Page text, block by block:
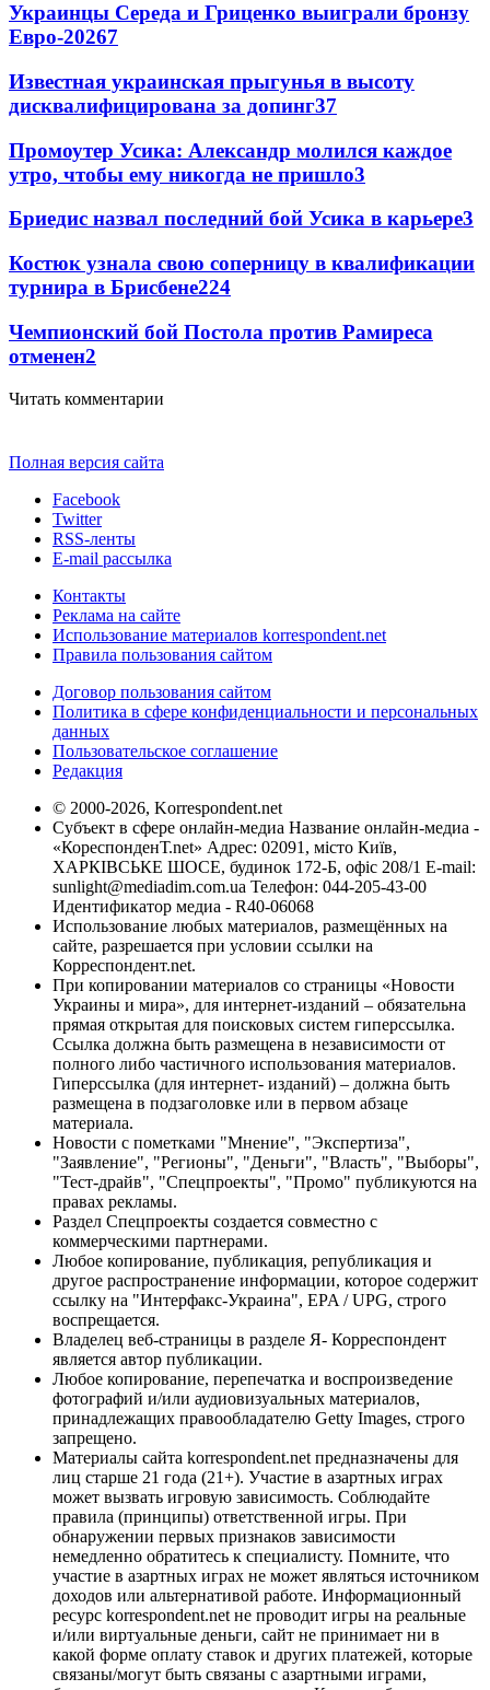
Украинцы Середа и Гриценко выиграли бронзу
Евро-20267
Известная украинская прыгунья в высоту
дисквалифицирована за допинг37
Промоутер Усика: Александр молился каждое
утро, чтобы ему никогда не пришло3
Бриедис назвал последний бой Усика в карьере3
Костюк узнала свою соперницу в квалификации
турнира в Брисбене224
Чемпионский бой Постола против Рамиреса
отменен2
Читать комментарии
Полная версия сайта
Facebook
Twitter
RSS-ленты
E-mail рассылка
Контакты
Реклама на сайте
Использование материалов korrespondent.net
Правила пользования сайтом
Договор пользования сайтом
Политика в сфере конфиденциальности и персональных
данных
Пользовательское соглашение
Редакция
© 2000-2026, Korrespondent.net
Субъект в сфере онлайн-медиа Название онлайн-медиа -
«КореспонденТ.net» Адрес: 02091, місто Київ,
ХАРКІВСЬКЕ ШОСЕ, будинок 172-Б, офіс 208/1 E-mail:
sunlight@mediadim.com.ua Телефон: 044-205-43-00
Идентификатор медиа - R40-06068
Использование любых материалов, размещённых на
сайте, разрешается при условии ссылки на
Корреспондент.net.
При копировании материалов со страницы «Новости
Украины и мира», для интернет-изданий – обязательна
прямая открытая для поисковых систем гиперссылка.
Ссылка должна быть размещена в независимости от
полного либо частичного использования материалов.
Гиперссылка (для интернет- изданий) – должна быть
размещена в подзаголовке или в первом абзаце
материала.
Новости с пометками "Мнение", "Экспертиза",
"Заявление", "Регионы", "Деньги", "Власть", "Выборы",
"Тест-драйв", "Спецпроекты", "Промо" публикуются на
правах рекламы.
Раздел Спецпроекты создается совместно с
коммерческими партнерами.
Любое копирование, публикация, републикация и
другое распространение информации, которое содержит
ссылку на "Интерфакс-Украина", EPA / UPG, строго
воспрещается.
Владелец веб-страницы в разделе Я- Корреспондент
является автор публикации.
Любое копирование, перепечатка и воспроизведение
фотографий и/или аудиовизуальных материалов,
принадлежащих правообладателю Getty Images, строго
запрещено.
Материалы сайта korrespondent.net предназначены для
лиц старше 21 года (21+). Участие в азартных играх
может вызвать игровую зависимость. Соблюдайте
правила (принципы) ответственной игры. При
обнаружении первых признаков зависимости
немедленно обратитесь к специалисту. Помните, что
участие в азартных играх не может являться источником
доходов или альтернативой работе. Информационный
ресурс korrespondent.net не проводит игры на реальные
и/или виртуальные деньги, сайт не принимает ни в
какой форме оплату ставок и других платежей, которые
связаны/могут быть связаны с азартными играми,